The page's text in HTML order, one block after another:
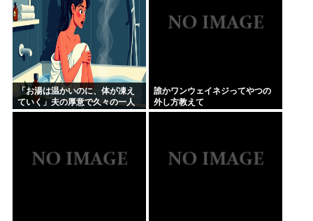
「お湯は温かいのに、体が凍え
ていく」夫の厚意で久々の一人
風呂、ハッカ油系オイルを原液
誰かワンウェイネジってやつの
外し方教えて